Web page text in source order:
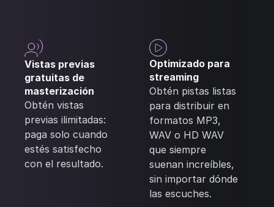
Vistas previas
gratuitas de
masterización
Obtén vistas
previas ilimitadas:
paga solo cuando
estés satisfecho
con el resultado.
Optimizado para
streaming
Obtén pistas listas
para distribuir en
formatos MP3,
WAV o HD WAV
que siempre
suenan increíbles,
sin importar dónde
las escuches.